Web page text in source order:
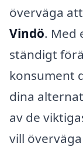
överväga att
Vindö. Med
ständigt
konsument
dina
av de
vill